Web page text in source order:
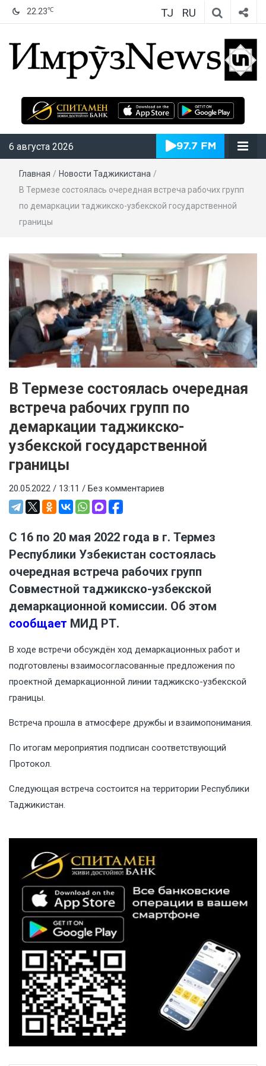
22.23℃ TJ RU
ИмрӯзNews
6 августа 2026
Главная / Новости Таджикистана /
В Термезе состоялась очередная встреча рабочих групп
по демаркации таджикско-узбекской государственной
границы
В Термезе состоялась очередная
встреча рабочих групп по
демаркации таджикско-
узбекской государственной
границы
20.05.2022 / 13:11 / Без комментариев
С 16 по 20 мая 2022 года в г. Термез
Республики Узбекистан состоялась
очередная встреча рабочих групп
Совместной таджикско-узбекской
демаркационной комиссии. Об этом
сообщает МИД РТ.
В ходе встречи обсуждён ход демаркационных работ и
подготовлены взаимосогласованные предложения по
проектной демаркационной линии таджикско-узбекской
границы.
Встреча прошла в атмосфере дружбы и взаимопонимания.
По итогам мероприятия подписан соответствующий
Протокол.
Следующая встреча состоится на территории Республики
Таджикистан.